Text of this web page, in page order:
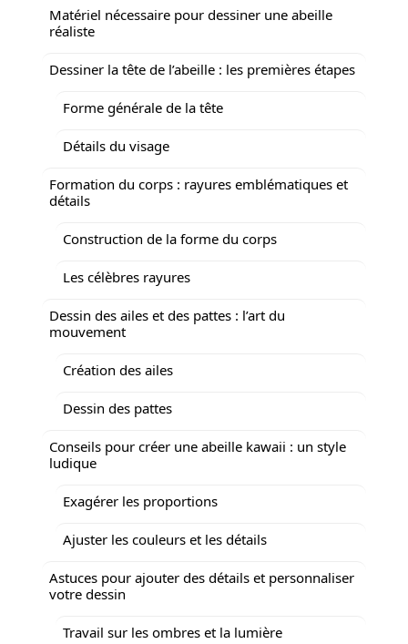
Matériel nécessaire pour dessiner une abeille
réaliste
Dessiner la tête de l’abeille : les premières étapes
Forme générale de la tête
Détails du visage
Formation du corps : rayures emblématiques et
détails
Construction de la forme du corps
Les célèbres rayures
Dessin des ailes et des pattes : l’art du
mouvement
Création des ailes
Dessin des pattes
Conseils pour créer une abeille kawaii : un style
ludique
Exagérer les proportions
Ajuster les couleurs et les détails
Astuces pour ajouter des détails et personnaliser
votre dessin
Travail sur les ombres et la lumière